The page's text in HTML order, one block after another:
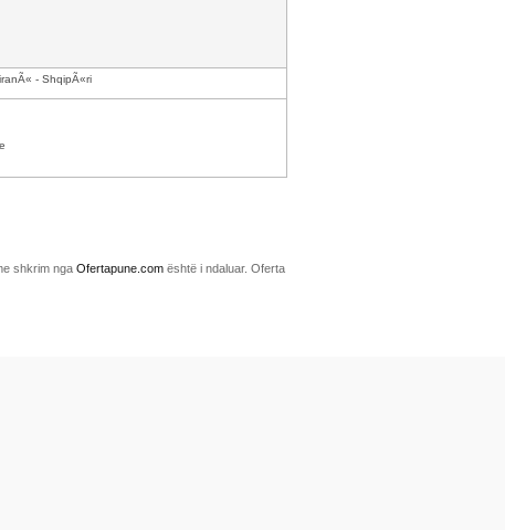
- ShqipÃ«ri
shkrim nga Ofertapune.com është i ndaluar. Oferta